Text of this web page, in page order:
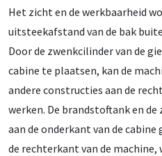
Het zicht en de werkbaarheid
uitsteekafstand van de bak
Door de zwenkcilinder van de
cabine te plaatsen, kan de
andere constructies aan de
werken. De brandstoftank en
aan de onderkant van de cabine
de rechterkant van de